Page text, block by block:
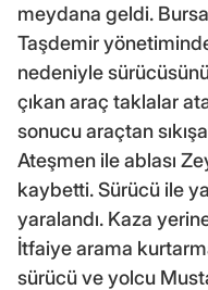
meydana geldi.
Taşdemir
nedeniyle
çıkan araç taklalar
sonucu araçtan
Ateşmen ile ablası
kaybetti. Sürücü ile
yaralandı. Kaza
İtfaiye arama
sürücü ve yolcu